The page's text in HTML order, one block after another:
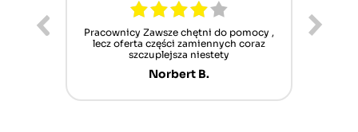
Pracownicy Zawsze chętni do pomocy ,
lecz oferta części zamiennych coraz
szczuplejsza niestety
Norbert B.